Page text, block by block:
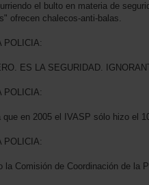
el bulto en materia de
ofrecen chalecos-anti-balas.
POLICIA:
ES LA SEGURIDAD.
POLICIA:
que en 2005 el IVASP sólo hizo el
POLICIA:
la Comisión de Coordinación de la